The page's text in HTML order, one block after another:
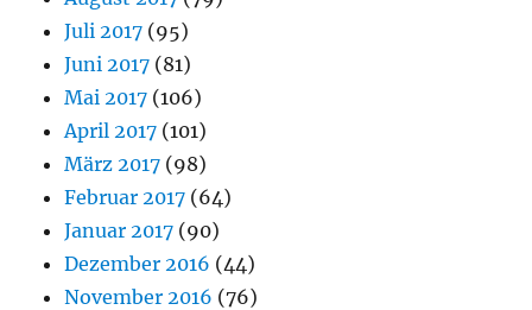
Juli 2017 (95)
Juni 2017 (81)
Mai 2017 (106)
April 2017 (101)
März 2017 (98)
Februar 2017 (64)
Januar 2017 (90)
Dezember 2016 (44)
November 2016 (76)